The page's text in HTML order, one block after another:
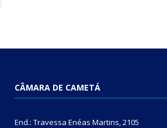
CÂMARA DE CAMETÁ
End.: Travessa Enéas Martins, 2105